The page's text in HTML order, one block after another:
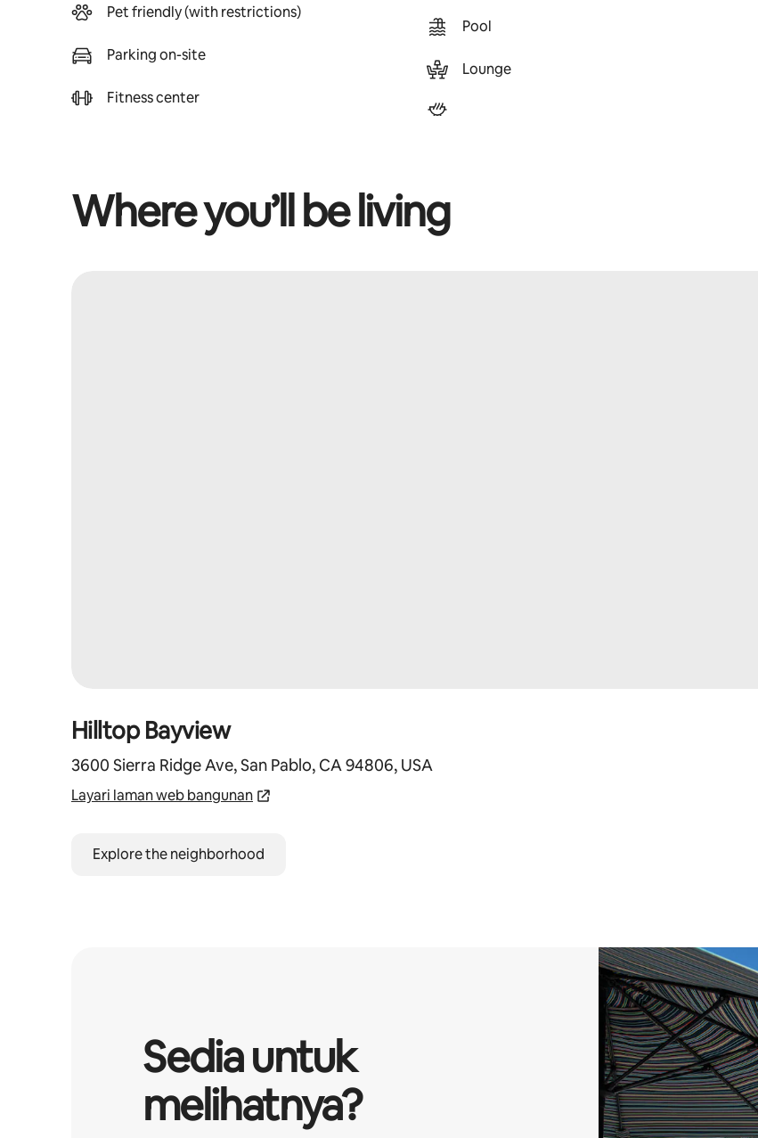
Pet friendly (with restrictions)
Parking on-site
Fitness center
Pool
Lounge
Where you’ll be living
Hilltop Bayview
3600 Sierra Ridge Ave, San Pablo, CA 94806, USA
Layari laman web bangunan
Explore the neighborhood
Sedia untuk
melihatnya?